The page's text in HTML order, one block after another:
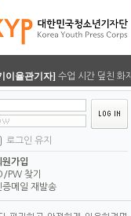
타임라
정재훈기자]
김담경기자] 용인사무엘 국제
이율관기자] 수업 시간 덮친 화
김담경기자] 2026 서울평화 모
김담경기자]
정재훈기자] AI가 짜주는 맞춤
로그인 유지
원가입
PW 찾기
증메일 재발송
케치북5
케치북5
케치북5
케치북5